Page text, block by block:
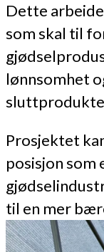
Dette
som skal til
lønnsomhet
Prosjektet
posisjon som
til en mer